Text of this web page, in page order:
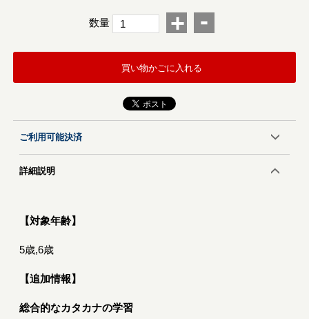
数量 + -
買い物かごに入れる
ご利用可能決済
詳細説明
【対象年齢】
5歳,6歳
【追加情報】
総合的なカタカナの学習